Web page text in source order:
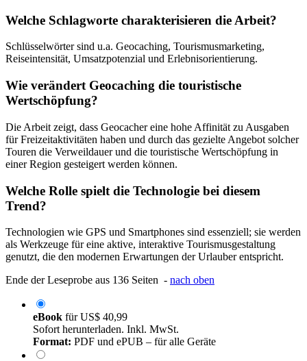
Welche Schlagworte charakterisieren die Arbeit?
Schlüsselwörter sind u.a. Geocaching, Tourismusmarketing,
Reiseintensität, Umsatzpotenzial und Erlebnisorientierung.
Wie verändert Geocaching die touristische
Wertschöpfung?
Die Arbeit zeigt, dass Geocacher eine hohe Affinität zu Ausgaben
für Freizeitaktivitäten haben und durch das gezielte Angebot solcher
Touren die Verweildauer und die touristische Wertschöpfung in
einer Region gesteigert werden können.
Welche Rolle spielt die Technologie bei diesem
Trend?
Technologien wie GPS und Smartphones sind essenziell; sie werden
als Werkzeuge für eine aktive, interaktive Tourismusgestaltung
genutzt, die den modernen Erwartungen der Urlauber entspricht.
Ende der Leseprobe aus 136 Seiten - nach oben
eBook fürUS$ 40,99
Sofort herunterladen. Inkl. MwSt.
Format: PDF und ePUB – für alle Geräte